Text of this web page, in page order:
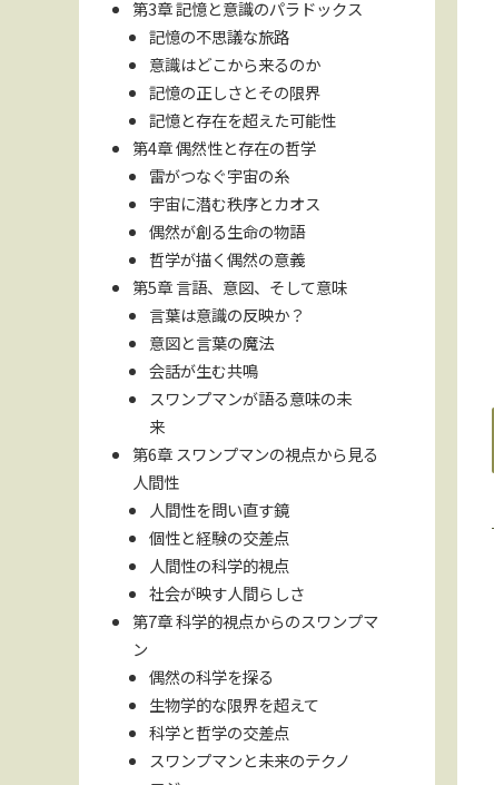
第3章 記憶と意識のパラドックス
記憶の不思議な旅路
意識はどこから来るのか
記憶の正しさとその限界
記憶と存在を超えた可能性
第4章 偶然性と存在の哲学
雷がつなぐ宇宙の糸
宇宙に潜む秩序とカオス
偶然が創る生命の物語
哲学が描く偶然の意義
第5章 言語、意図、そして意味
言葉は意識の反映か？
意図と言葉の魔法
会話が生む共鳴
スワンプマンが語る意味の未
来
第6章 スワンプマンの視点から見る
人間性
人間性を問い直す鏡
個性と経験の交差点
人間性の科学的視点
社会が映す人間らしさ
第7章 科学的視点からのスワンプマ
ン
偶然の科学を探る
生物学的な限界を超えて
科学と哲学の交差点
スワンプマンと未来のテクノ